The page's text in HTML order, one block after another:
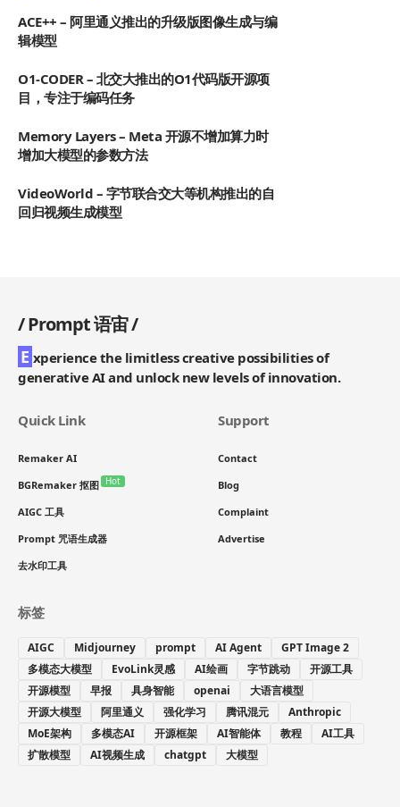
ACE++ – 阿里通义推出的升级版图像生成与编
辑模型
O1-CODER – 北交大推出的O1代码版开源项
目，专注于编码任务
Memory Layers – Meta 开源不增加算力时
增加大模型的参数方法
VideoWorld – 字节联合交大等机构推出的自
回归视频生成模型
/Prompt 语宙/
E xperience the limitless creative possibilities of
generative AI and unlock new levels of innovation.
Quick Link
Remaker AI
BGRemaker 抠图 Hot
AIGC 工具
Prompt 咒语生成器
去水印工具
Support
Contact
Blog
Complaint
Advertise
标签
AIGC Midjourney prompt AI Agent
GPT Image 2
多模态大模型
EvoLink灵感 AI绘画 字节跳动
开源工具
开源模型
早报 具身智能 openai
大语言模型
开源大模型
阿里通义 强化学习 腾讯混元
Anthropic
MoE架构
多模态AI 开源框架 AI智能体 教程
AI工具
扩散模型
AI视频生成 chatgpt 大模型